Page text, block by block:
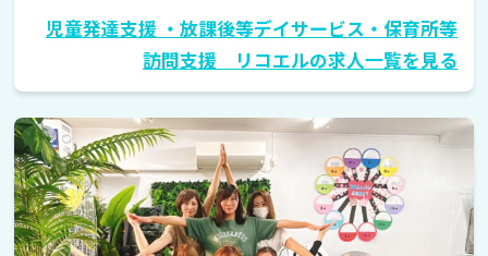
児童発達支援 ・放課後等デイサービス・保育所等
訪問支援 リコエルの求人一覧を見る